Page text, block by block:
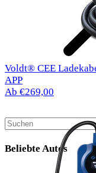
Beliebte Autos
Voldt® CEE
APP
Ab €269,00